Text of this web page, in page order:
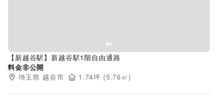
【新越谷駅】新越谷駅1階自由通路
料金非公開
埼玉県 越谷市 1.74坪 (5.76 ㎡)